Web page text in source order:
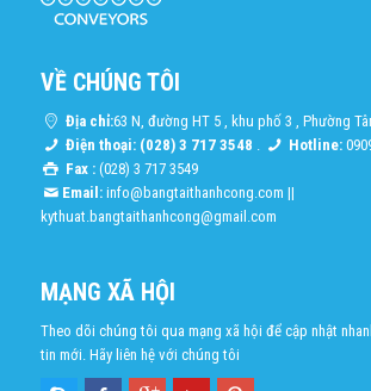
VỀ CHÚNG TÔI
Địa chỉ:63 N, đường HT 5 , khu phố 3 , Phường
Điện thoại: (028) 3 717 3548 . Hotline:
Fax :(028) 3 717 3549
Email: info@bangtaithanhcong.com ||
kythuat.bangtaithanhcong@gmail.com
MẠNG XÃ HỘI
Theo dõi chúng tôi qua mạng xã hội để cập nhật
tin mới. Hãy liên hệ với chúng tôi